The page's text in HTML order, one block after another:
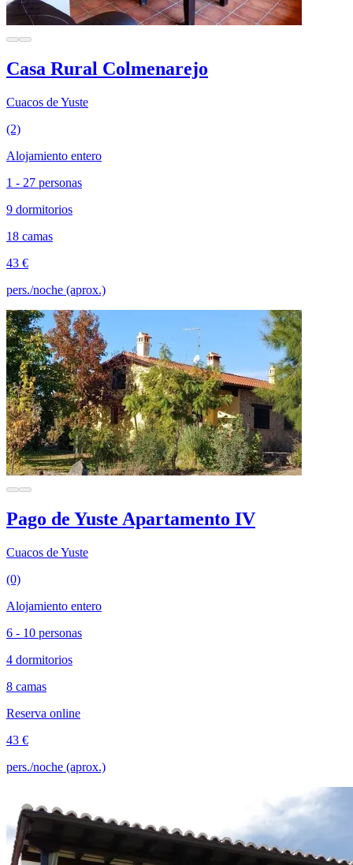
Casa Rural Colmenarejo
Cuacos de Yuste
(2)
Alojamiento entero
1 - 27 personas
9 dormitorios
18 camas
43 €
pers./noche (aprox.)
Pago de Yuste Apartamento IV
Cuacos de Yuste
(0)
Alojamiento entero
6 - 10 personas
4 dormitorios
8 camas
Reserva online
43 €
pers./noche (aprox.)